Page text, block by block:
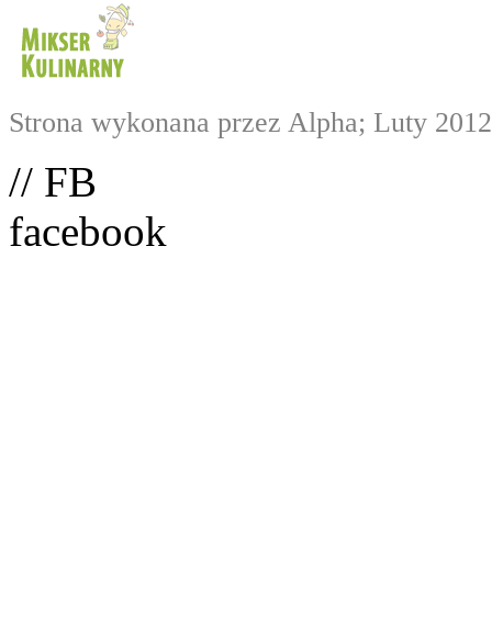
Strona wykonana przez Alpha; Luty 2012
// FB
facebook